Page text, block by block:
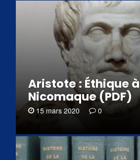
Aristote : Éthique à
Nicomaque (PDF)
15 mars 2020 0